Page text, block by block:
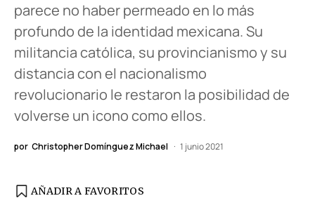
parece no haber permeado en lo más
profundo de la identidad mexicana. Su
militancia católica, su provincianismo y su
distancia con el nacionalismo
revolucionario le restaron la posibilidad de
volverse un icono como ellos.
por Christopher Domínguez Michael 1 junio 2021
AÑADIR A FAVORITOS